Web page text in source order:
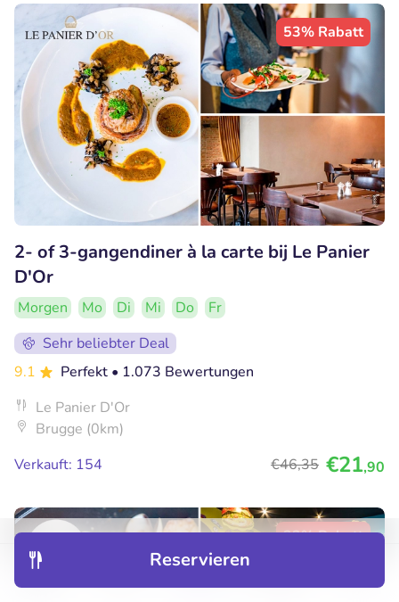
Entdecken
Reservieren
53% Rabatt
2- of 3-gangendiner à la carte bij Le Panier
D'Or
Morgen Mo Di Mi Do
Fr
Sehr beliebter Deal
9.1
Perfekt • 1.073 Bewertungen
Le Panier D'Or
Brugge (0km)
Verkauft: 154
€46,35 €21,90
32% Rabatt